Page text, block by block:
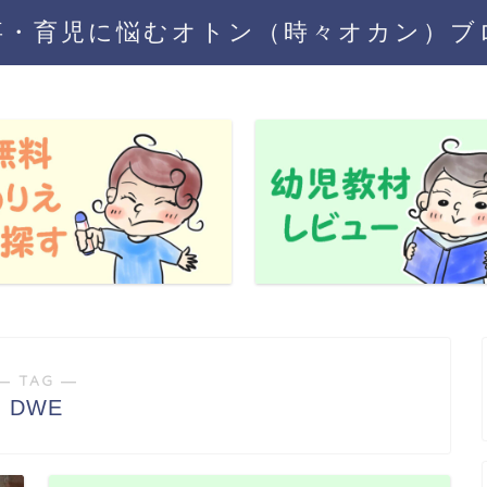
・育児に悩むオトン（時々オカン）ブ
TAG ―
DWE